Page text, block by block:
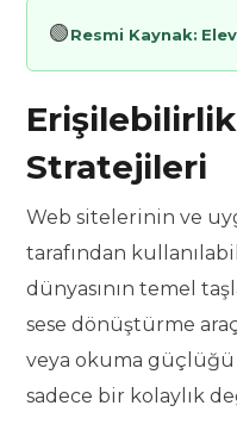
🟢Resmi Kaynak:
Erişilebilirlik
Stratejileri
Web sitelerinin ve
tarafından
dünyasının temel
sese dönüştürme
veya okuma güçlüğü
sadece bir kolaylık